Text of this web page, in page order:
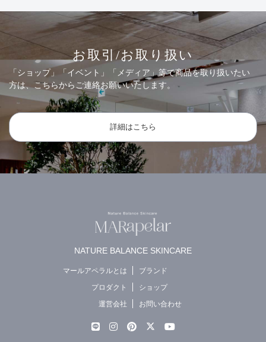
お取引/お取り扱い
「ショップ」「イベント」「メディア」等で商品を取り扱いたい
方は、こちらからご連絡お願いいたします。
詳細はこちら
NATURE BALANCE SKINCARE
マールアペラルとは
ブランド
プロダクト
ショップ
運営会社
お問い合わせ